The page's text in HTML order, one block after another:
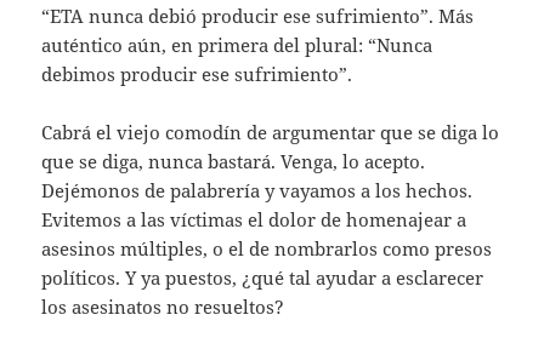
“ETA nunca debió producir ese sufrimiento”. Más
auténtico aún, en primera del plural: “Nunca
debimos producir ese sufrimiento”.
Cabrá el viejo comodín de argumentar que se diga lo
que se diga, nunca bastará. Venga, lo acepto.
Dejémonos de palabrería y vayamos a los hechos.
Evitemos a las víctimas el dolor de homenajear a
asesinos múltiples, o el de nombrarlos como presos
políticos. Y ya puestos, ¿qué tal ayudar a esclarecer
los asesinatos no resueltos?